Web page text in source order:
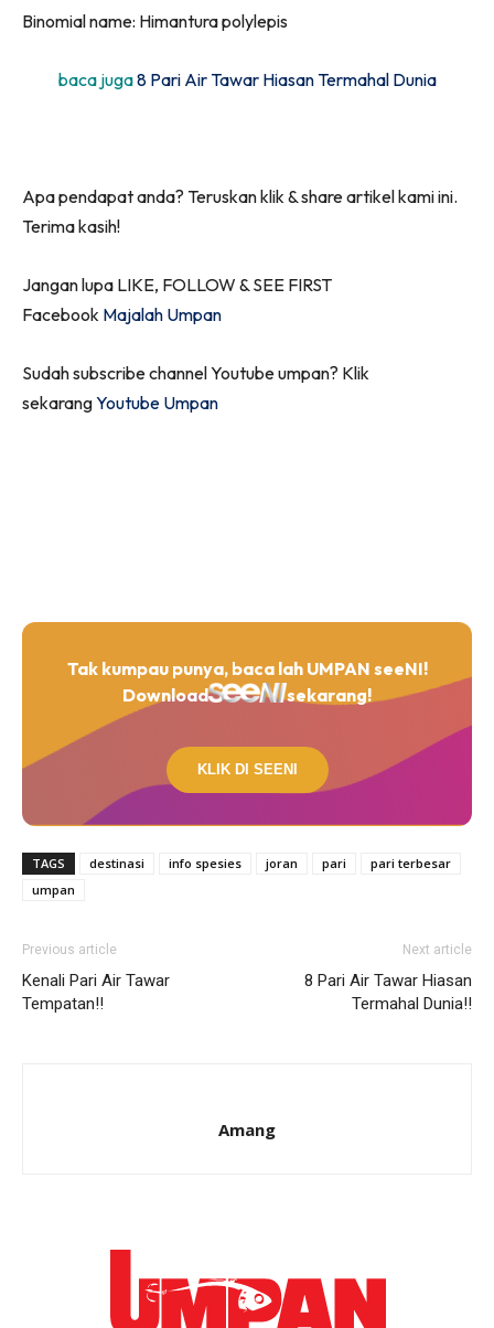
Binomial name: Himantura polylepis
baca juga8 Pari Air Tawar Hiasan Termahal Dunia
Apa pendapat anda? Teruskan klik & share artikel kami ini.
Terima kasih!
Jangan lupa LIKE, FOLLOW & SEE FIRST
Facebook Majalah Umpan
Sudah subscribe channel Youtube umpan? Klik
sekarangYoutube Umpan
Tak kumpau punya, baca lah UMPAN seeNI!
Download
sekarang!
KLIK DI SEENI
TAGS destinasi info spesies joran pari
pari terbesar
umpan
Previous article
Kenali Pari Air Tawar
Tempatan!!
Next article
8 Pari Air Tawar Hiasan
Termahal Dunia!!
Amang